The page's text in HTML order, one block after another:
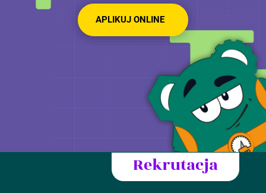
APLIKUJ ONLINE
Rekrutacja